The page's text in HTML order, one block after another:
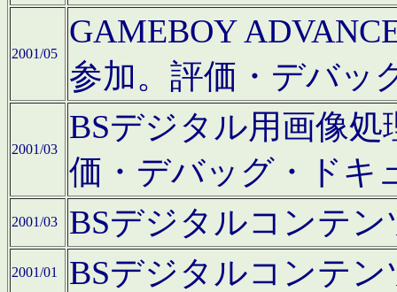
2001/05
GAMEBOY
参加。評価・デバッ
2001/03
BSデジタル用画像
価・デバッグ・ドキ
2001/03 BSデジタルコンテ
2001/01 BSデジタルコンテ